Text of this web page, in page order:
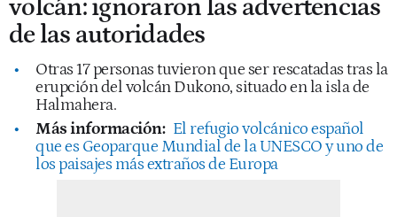
volcán: ignoraron las advertencias
de las autoridades
Otras 17 personas tuvieron que ser rescatadas tras la
erupción del volcán Dukono, situado en la isla de
Halmahera.
Más información: El refugio volcánico español
que es Geoparque Mundial de la UNESCO y uno de
los paisajes más extraños de Europa